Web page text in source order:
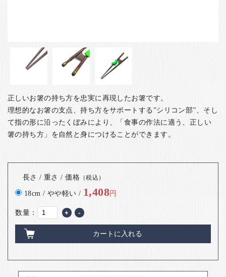
正しいお箸の持ち方を忠実に再現したお箸です。
理想的なお箸の支点、持ち方をサポートする”シリコン部”、そし
て指の形に沿ったくぼみにより、「食事の作法に適う、正しい
箸の持ち方」を自然と身につけることができます。
長さ / 重さ / 価格 （税込）
18cm / やや軽い / 1,408円
数量： + -
カートに入れる